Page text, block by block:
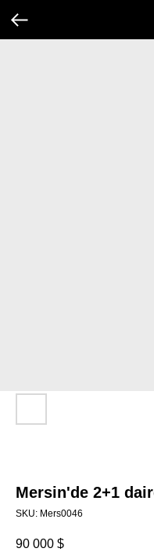
Mersin'de 2+1
SKU: Mers0046
90 000 $